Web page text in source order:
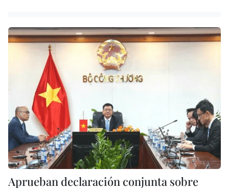
Aprueban declaración conjunta sobre